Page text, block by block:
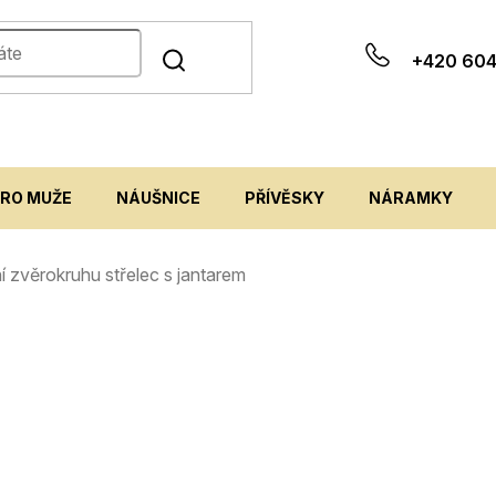
+420
MUŽE NÁUŠNICE PŘÍVĚSKY NÁRAMKY
zvěrokruhu střelec s jantarem